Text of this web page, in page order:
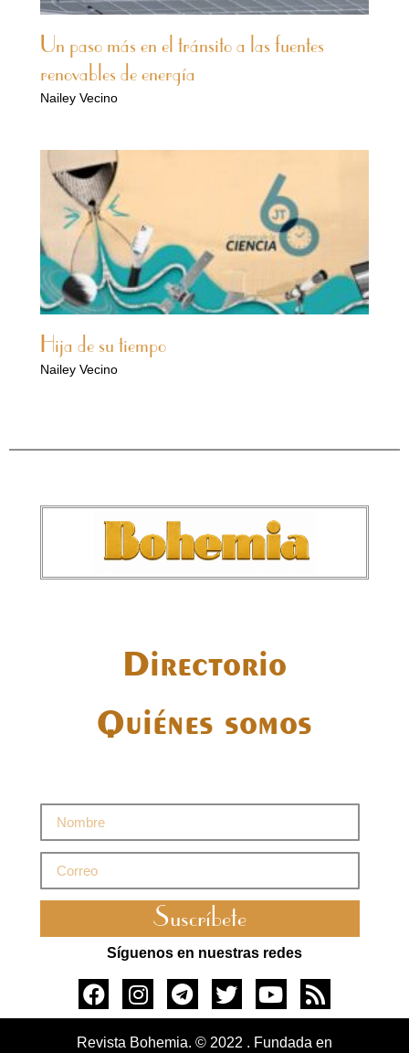
Un paso más en el tránsito a las fuentes
renovables de energía
Nailey Vecino
Hija de su tiempo
Nailey Vecino
Directorio
Quiénes somos
Suscríbete
Síguenos en nuestras redes
Revista Bohemia. © 2022 . Fundada en